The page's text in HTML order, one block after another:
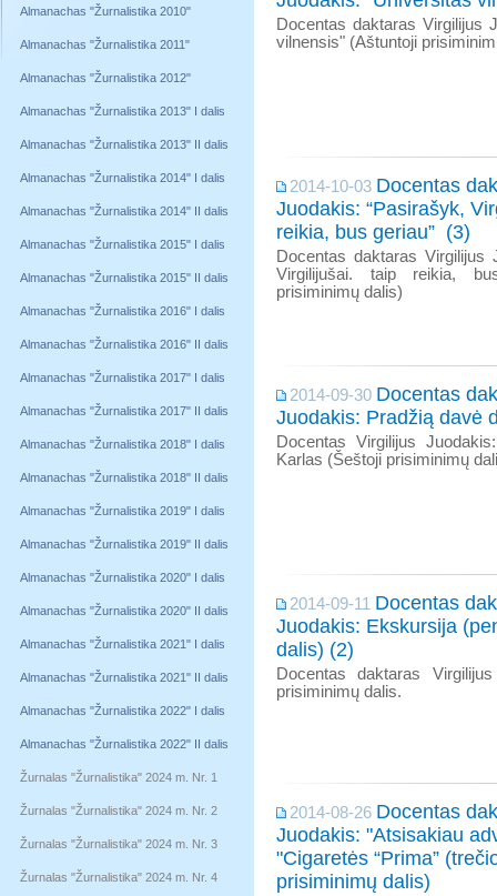
Almanachas "Žurnalistika 2010"
Almanachas "Žurnalistika 2011"
Almanachas "Žurnalistika 2012"
Almanachas "Žurnalistika 2013" I dalis
Almanachas "Žurnalistika 2013" II dalis
Almanachas "Žurnalistika 2014" I dalis
Almanachas "Žurnalistika 2014" II dalis
Almanachas "Žurnalistika 2015" I dalis
Almanachas "Žurnalistika 2015" II dalis
Almanachas "Žurnalistika 2016" I dalis
Almanachas "Žurnalistika 2016" II dalis
Almanachas "Žurnalistika 2017" I dalis
Almanachas "Žurnalistika 2017" II dalis
Almanachas "Žurnalistika 2018" I dalis
Almanachas "Žurnalistika 2018" II dalis
Almanachas "Žurnalistika 2019" I dalis
Almanachas "Žurnalistika 2019" II dalis
Almanachas "Žurnalistika 2020" I dalis
Almanachas "Žurnalistika 2020" II dalis
Almanachas "Žurnalistika 2021" I dalis
Almanachas "Žurnalistika 2021" II dalis
Almanachas "Žurnalistika 2022" I dalis
Almanachas "Žurnalistika 2022" II dalis
Žurnalas "Žurnalistika" 2024 m. Nr. 1
Žurnalas "Žurnalistika" 2024 m. Nr. 2
Žurnalas "Žurnalistika" 2024 m. Nr. 3
Žurnalas "Žurnalistika" 2024 m. Nr. 4
Docentas daktaras Virgilijus
vilnensis" (Aštuntoji
2014-10-03 Docentas
Juodakis: “Pasirašyk,
reikia, bus geriau” (3)
Docentas daktaras Virgilijus
Virgilijušai. taip reikia,
prisiminimų dalis)
2014-09-30 Docentas
Juodakis: Pradžią davė
Docentas Virgilijus
Karlas (Šeštoji prisiminimų
2014-09-11 Docentas
Juodakis: Ekskursija
dalis) (2)
Docentas daktaras
prisiminimų dalis.
2014-08-26 Docentas
Juodakis: "Atsisakiau
"Cigaretės “Prima”
prisiminimų dalis)